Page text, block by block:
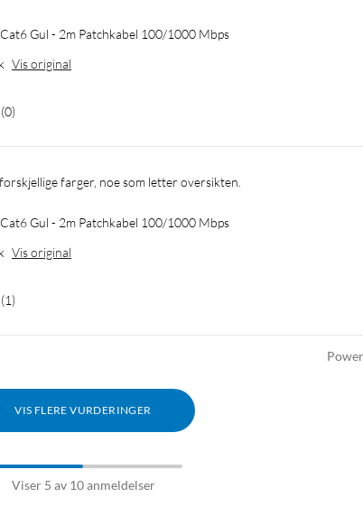
Gul - 2m Patchkabel 100/1000 Mbps
Vis original
(0)
forskjellige farger, noe som letter oversikten.
Gul - 2m Patchkabel 100/1000 Mbps
Vis original
(1)
VIS FLERE VURDERINGER
Viser 5 av 10 anmeldelser